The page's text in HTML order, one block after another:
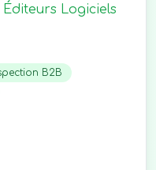
Logiciels
B2B